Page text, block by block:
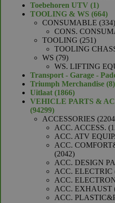
Toebehoren UTV 11
TOOLING & WS 664664
CONSUMABLE 334
CONS.
TOOLING 251251
TOOLING
WS 7979
producten
WS. LIFTING
Transport - Garage -
Triumph Merchandise 88
Uitlaat 18661866
producten
VEHICLE PARTS &
9429994299
producten
ACCESSORIES
ACC. ACCESS.
ACC. ATV EQUIP.
ACC.
20422042
producten
ACC. DESIGN
ACC. ELECTRIC
ACC.
ACC. EXHAUST
ACC.